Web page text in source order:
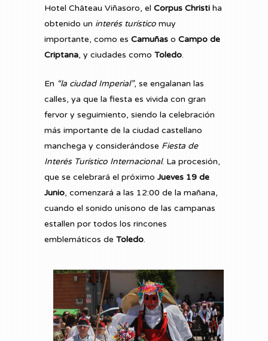
Hotel Château Viñasoro, el Corpus Christi ha
obtenido un interés turístico muy
importante, como es Camuñas o Campo de
Criptana, y ciudades como Toledo.
En “la ciudad Imperial”, se engalanan las
calles, ya que la fiesta es vivida con gran
fervor y seguimiento, siendo la celebración
más importante de la ciudad castellano
manchega y considerándose Fiesta de
Interés Turístico Internacional. La procesión,
que se celebrará el próximo Jueves 19 de
Junio, comenzará a las 12:00 de la mañana,
cuando el sonido unísono de las campanas
estallen por todos los rincones
emblemáticos de Toledo.